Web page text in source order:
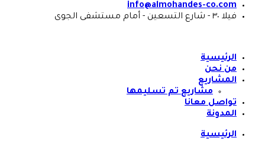
info@almohandes-co.com
فيلا ٣٠ - شارع التسعين - أمام مستشفى الجوى
الرئيسية
من نحن
المشاريع
مشاريع تم تسليمها
تواصل معانا
المدونة
الرئيسية